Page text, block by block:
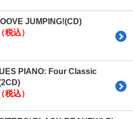
JUMPING!(CD)
税込）
PIANO: Four Classic
税込）